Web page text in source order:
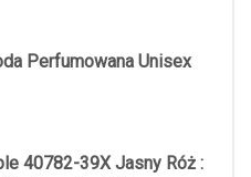
Perfumowana Unisex
40782-39X Jasny Róż :